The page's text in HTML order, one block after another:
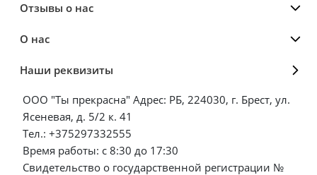
Отзывы о нас
О нас
Наши реквизиты
ООО "Ты прекрасна" Адрес: РБ, 224030, г. Брест, ул.
Ясеневая, д. 5/2 к. 41
Тел.: +375297332555
Время работы: с 8:30 до 17:30
Свидетельство о государственной регистрации №